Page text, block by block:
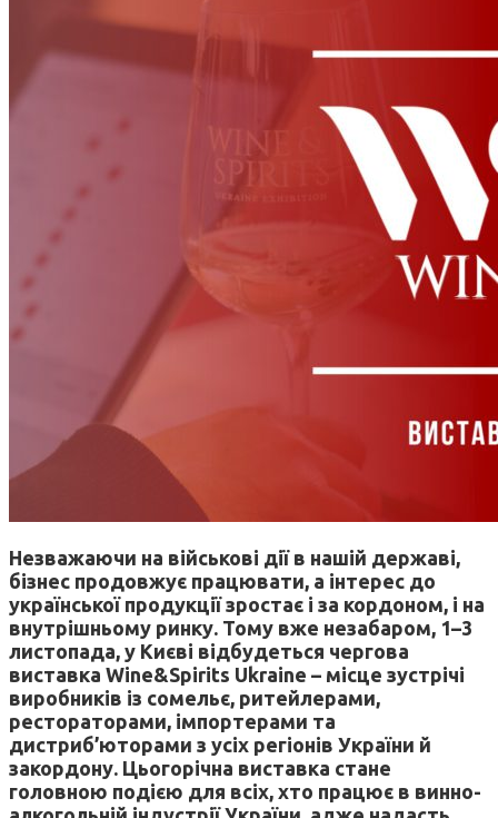
Незважаючи на військові дії в нашій державі,
бізнес продовжує працювати, а інтерес до
української продукції зростає і за кордоном, і на
внутрішньому ринку. Тому вже незабаром, 1–3
листопада, у Києві відбудеться чергова
виставка Wine&Spirits Ukraine – місце зустрічі
виробників із сомельє, ритейлерами,
рестораторами, імпортерами та
дистриб’юторами з усіх регіонів України й
закордону. Цьогорічна виставка стане
головною подією для всіх, хто працює в винно-